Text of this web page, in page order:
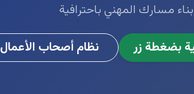
مسارك المهني باحترافية
بضغطة زر نظام أصحاب الأعمال